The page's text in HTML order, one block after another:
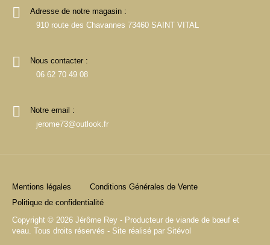
Adresse de notre magasin :
910 route des Chavannes 73460 SAINT VITAL
Nous contacter :
06 62 70 49 08
Notre email :
jerome73@outlook.fr
Mentions légales
Conditions Générales de Vente
Politique de confidentialité
Copyright © 2026 Jérôme Rey - Producteur de viande de bœuf et
veau. Tous droits réservés - Site réalisé par Sitévol